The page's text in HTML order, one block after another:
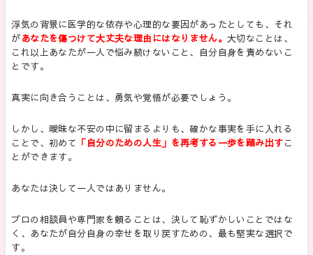
浮気の背景に医学的な依存や心理的な要因があったとしても、それ
があなたを傷つけて大丈夫な理由にはなりません。大切なことは、
これ以上あなたが一人で悩み続けないこと、自分自身を責めないこ
とです。
真実に向き合うことは、勇気や覚悟が必要でしょう。
しかし、曖昧な不安の中に留まるよりも、確かな事実を手に入れる
ことで、初めて 「自分のための人生」を再考する一歩を踏み出すこ
とができます。
あなたは決して一人ではありません。
プロの相談員や専門家を頼ることは、決して恥ずかしいことではな
く、あなたが自分自身の幸せを取り戻すための、最も堅実な選択で
す。